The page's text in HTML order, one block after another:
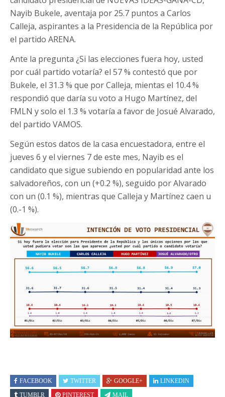
Nayib Bukele, aventaja por 25.7 puntos a Carlos
Calleja, aspirantes a la Presidencia de la República por
el partido ARENA.
Ante la pregunta ¿Si las elecciones fuera hoy, usted
por cuál partido votaría? el 57 % contestó que por
Bukele, el 31.3 % que por Calleja, mientas el 10.4 %
respondió que daría su voto a Hugo Martínez, del
FMLN y solo el 1.3 % votaría a favor de Josué Alvarado,
del partido VAMOS.
Según estos datos de la casa encuestadora, entre el
jueves 6 y el viernes 7 de este mes, Nayib es el
candidato que sigue subiendo en popularidad ante los
salvadoreños, con un (+0.2 %), seguido por Alvarado
con un (0.1 %), mientras que Calleja y Martínez caen u
(0.-1 %).
FACEBOOK TWITTER GOOGLE+
LINKEDIN
TUMBLR
PINTEREST MAIL